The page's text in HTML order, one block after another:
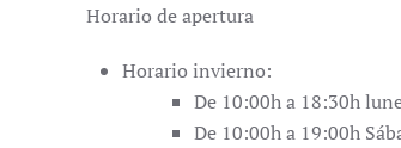
Horario de apertura
Horario invierno:
De 10:00h a 18:30h
De 10:00h a 19:00h